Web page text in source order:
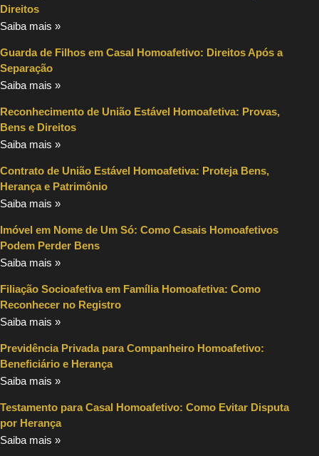
Direitos
Saiba mais »
Guarda de Filhos em Casal Homoafetivo: Direitos Após a
Separação
Saiba mais »
Reconhecimento de União Estável Homoafetiva: Provas,
Bens e Direitos
Saiba mais »
Contrato de União Estável Homoafetiva: Proteja Bens,
Herança e Patrimônio
Saiba mais »
Imóvel em Nome de Um Só: Como Casais Homoafetivos
Podem Perder Bens
Saiba mais »
Filiação Socioafetiva em Família Homoafetiva: Como
Reconhecer no Registro
Saiba mais »
Previdência Privada para Companheiro Homoafetivo:
Beneficiário e Herança
Saiba mais »
Testamento para Casal Homoafetivo: Como Evitar Disputa
por Herança
Saiba mais »